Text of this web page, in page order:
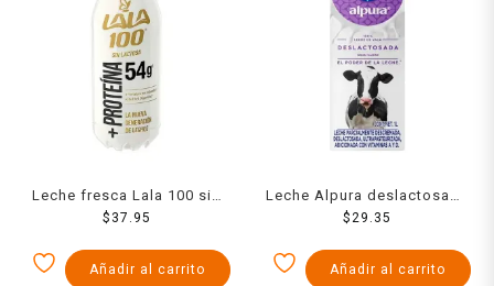
Leche fresca Lala 100 sin
lactosa proteína 1 l
$ 37.95
Añadir al carrito
Leche Alpura deslactosada
1 l
$ 29.35
Añadir al carrito